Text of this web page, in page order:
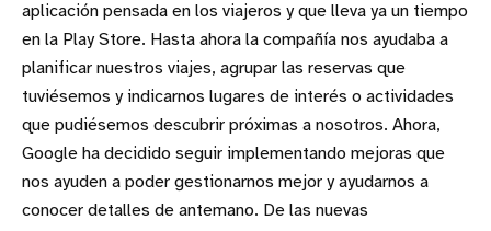
aplicación pensada en los viajeros y que lleva ya un tiempo
en la Play Store. Hasta ahora la compañía nos ayudaba a
planificar nuestros viajes, agrupar las reservas que
tuviésemos y indicarnos lugares de interés o actividades
que pudiésemos descubrir próximas a nosotros. Ahora,
Google ha decidido seguir implementando mejoras que
nos ayuden a poder gestionarnos mejor y ayudarnos a
conocer detalles de antemano. De las nuevas